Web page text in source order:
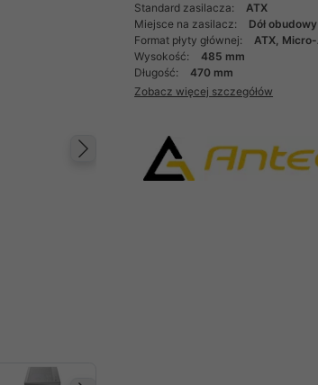
Następny
Standard zasilacza:
ATX
Miejsce na zasilacz:
Dół
Format płyty głównej:
ATX,
Wysokość:
485 mm
Długość:
470 mm
Zobacz więcej szczegółów